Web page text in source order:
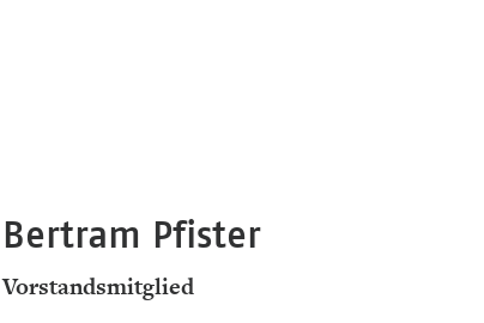
Bertram Pfister
Vorstandsmitglied